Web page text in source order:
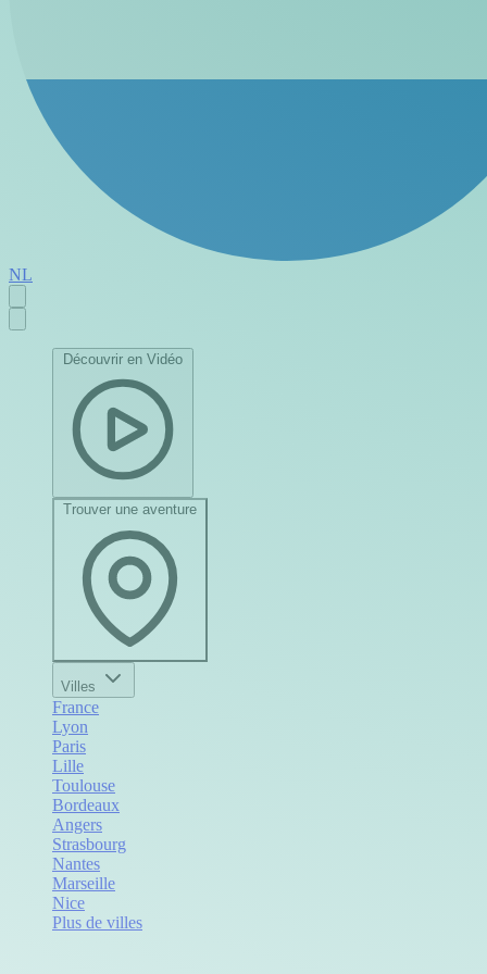
NL
Découvrir en Vidéo
Trouver une aventure
Villes
France
Lyon
Paris
Lille
Toulouse
Bordeaux
Angers
Strasbourg
Nantes
Marseille
Nice
Plus de villes